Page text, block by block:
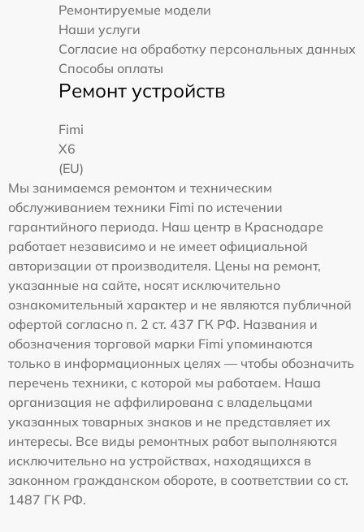
Ремонтируемые модели
Наши услуги
Согласие на обработку персональных данных
Способы оплаты
Ремонт устройств
Fimi
X6
(EU)
Мы занимаемся ремонтом и техническим
обслуживанием техники Fimi по истечении
гарантийного периода. Наш центр в Краснодаре
работает независимо и не имеет официальной
авторизации от производителя. Цены на ремонт,
указанные на сайте, носят исключительно
ознакомительный характер и не являются публичной
офертой согласно п. 2 ст. 437 ГК РФ. Названия и
обозначения торговой марки Fimi упоминаются
только в информационных целях — чтобы обозначить
перечень техники, с которой мы работаем. Наша
организация не аффилирована с владельцами
указанных товарных знаков и не представляет их
интересы. Все виды ремонтных работ выполняются
исключительно на устройствах, находящихся в
законном гражданском обороте, в соответствии со ст.
1487 ГК РФ.